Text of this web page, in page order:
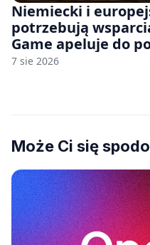
Niemiecki i
potrzebują
Game apeluje do
7 sie 2026
Może Ci się